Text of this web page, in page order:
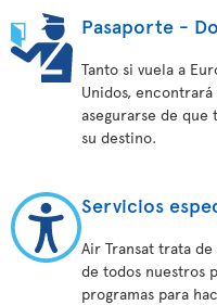
Pasaporte -
Tanto si vuela a
Unidos,
asegurarse de
su destino.
Servicios
Air Transat trata
de todos nuestros
programas para